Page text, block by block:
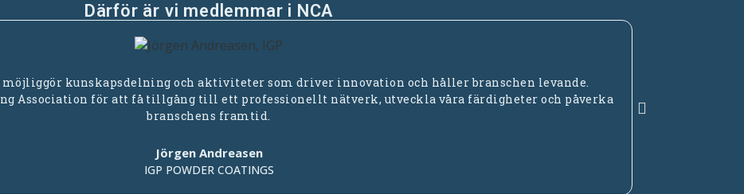
Därför är vi medlemmar i NCA
möjliggör kunskapsdelning och aktiviteter som driver innovation och håller branschen levande.
Association för att få tillgång till ett professionellt nätverk, utveckla våra färdigheter och påverka
branschens framtid.
Jörgen Andreasen
IGP POWDER COATINGS